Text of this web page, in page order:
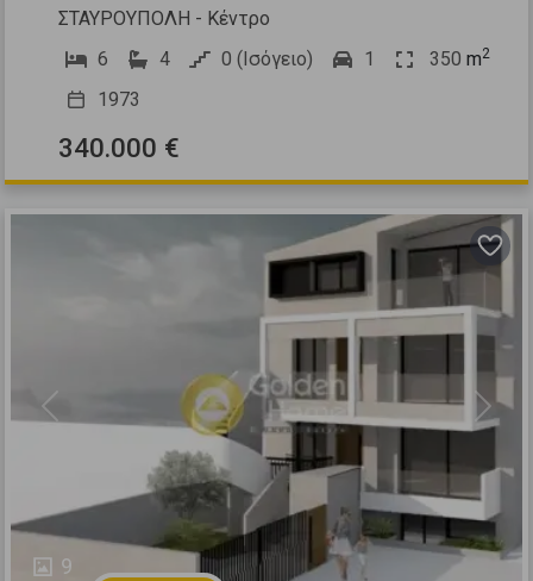
ΣΤΑΥΡΟΥΠΟΛΗ - Κέντρο
6
4 0 (Ισόγειο) 1 350 m2
1973
340.000 €
9
Previous Next